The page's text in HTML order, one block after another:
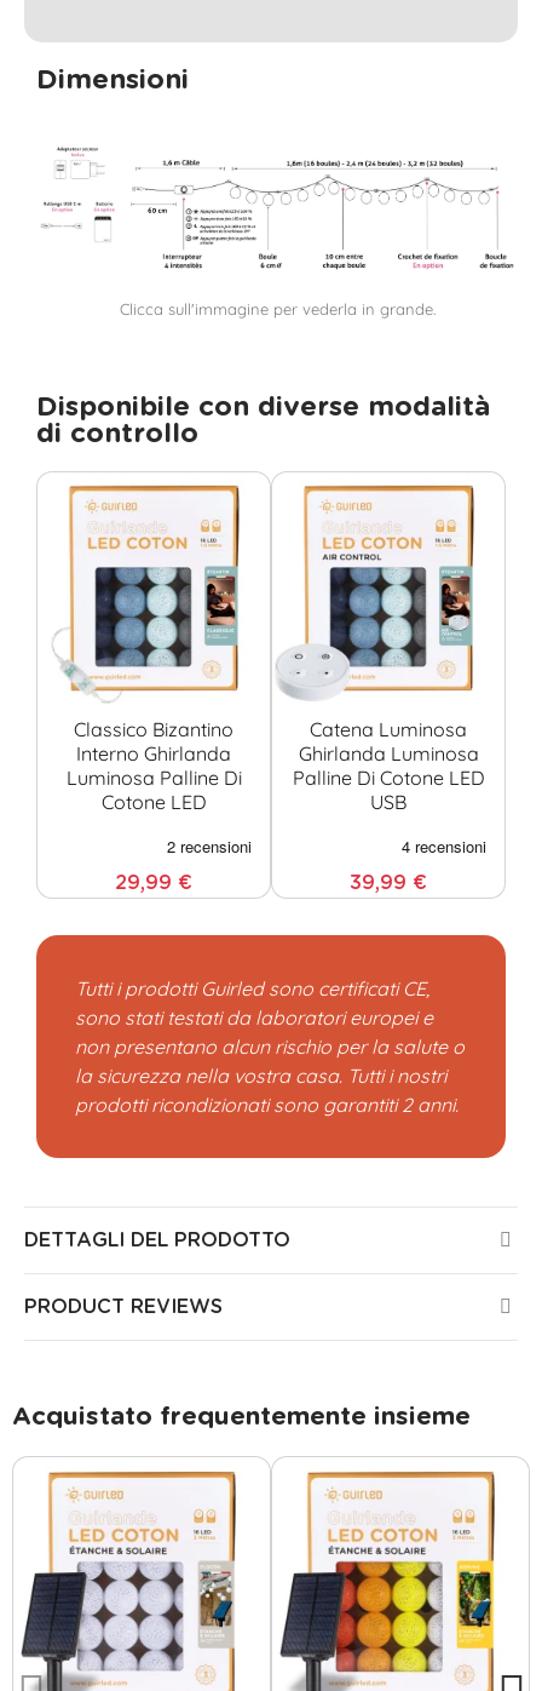
Dimensioni
Clicca sull'immagine per vederla in grande.
Disponibile con diverse modalità
di controllo
Classico Bizantino
Interno Ghirlanda
Luminosa Palline Di
Cotone LED
29,99 €
Catena Luminosa
Ghirlanda Luminosa
Palline Di Cotone LED
USB
39,99 €
Tutti i prodotti Guirled sono certificati CE,
sono stati testati da laboratori europei e
non presentano alcun rischio per la salute o
la sicurezza nella vostra casa. Tutti i nostri
prodotti ricondizionati sono garantiti 2 anni.
DETTAGLI DEL PRODOTTO
PRODUCT REVIEWS
Acquistato frequentemente insieme